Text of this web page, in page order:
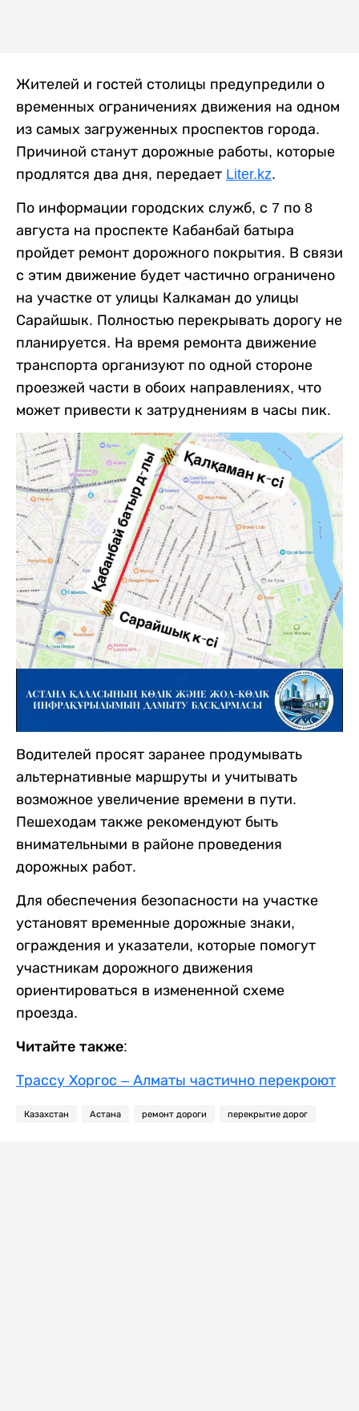
Жителей и гостей столицы предупредили о
временных ограничениях движения на одном
из самых загруженных проспектов города.
Причиной станут дорожные работы, которые
продлятся два дня, передает Liter.kz.
По информации городских служб, с 7 по 8
августа на проспекте Кабанбай батыра
пройдет ремонт дорожного покрытия. В связи
с этим движение будет частично ограничено
на участке от улицы Калкаман до улицы
Сарайшык. Полностью перекрывать дорогу не
планируется. На время ремонта движение
транспорта организуют по одной стороне
проезжей части в обоих направлениях, что
может привести к затруднениям в часы пик.
Водителей просят заранее продумывать
альтернативные маршруты и учитывать
возможное увеличение времени в пути.
Пешеходам также рекомендуют быть
внимательными в районе проведения
дорожных работ.
Для обеспечения безопасности на участке
установят временные дорожные знаки,
ограждения и указатели, которые помогут
участникам дорожного движения
ориентироваться в измененной схеме
проезда.
Читайте также:
Трассу Хоргос – Алматы частично перекроют
Казахстан Астана ремонт дороги перекрытие дорог